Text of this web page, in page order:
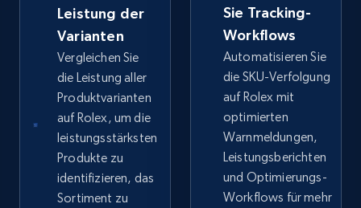
web using keywords
URL, Product id, Title, Product description,
Rating, Reviews count, Images, Variations, and
more.
2.4K+ 199+ Jetzt anfangen
Amazon products global dataset
Leistung der
Varianten
Vergleichen Sie
die Leistung aller
Produktvarianten
auf Rolex, um die
leistungsstärksten
Produkte zu
identifizieren, das
Sortiment zu
Sie Tracking-
Workflows
Automatisieren Sie
die SKU-Verfolgung
auf Rolex mit
optimierten
Warnmeldungen,
Leistungsberichten
und Optimierungs-
Workflows für mehr